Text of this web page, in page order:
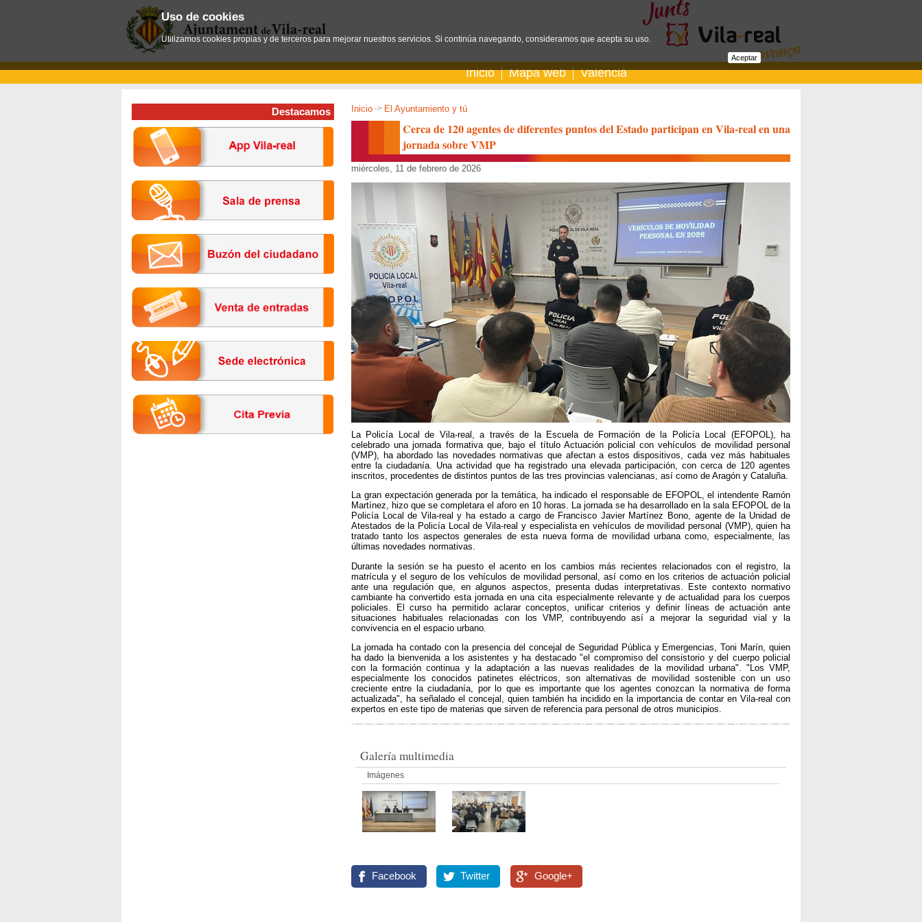
Inicio Mapa web Valencià
Inicio -> El Ayuntamiento y tú
Cerca de 120 agentes de diferentes puntos del Estado participan en Vila-real en una
jornada sobre VMP
miércoles, 11 de febrero de 2026
La Policía Local de Vila-real, a través de la Escuela de Formación de la Policía Local (EFOPOL), ha
celebrado una jornada formativa que, bajo el título Actuación policial con vehículos de movilidad personal
(VMP), ha abordado las novedades normativas que afectan a estos dispositivos, cada vez más habituales
entre la ciudadanía. Una actividad que ha registrado una elevada participación, con cerca de 120 agentes
inscritos, procedentes de distintos puntos de las tres provincias valencianas, así como de Aragón y Cataluña.
La gran expectación generada por la temática, ha indicado el responsable de EFOPOL, el intendente Ramón
Martínez, hizo que se completara el aforo en 10 horas. La jornada se ha desarrollado en la sala EFOPOL de la
Policía Local de Vila-real y ha estado a cargo de Francisco Javier Martínez Bono, agente de la Unidad de
Atestados de la Policía Local de Vila-real y especialista en vehículos de movilidad personal (VMP), quien ha
tratado tanto los aspectos generales de esta nueva forma de movilidad urbana como, especialmente, las
últimas novedades normativas.
Durante la sesión se ha puesto el acento en los cambios más recientes relacionados con el registro, la
matrícula y el seguro de los vehículos de movilidad personal, así como en los criterios de actuación policial
ante una regulación que, en algunos aspectos, presenta dudas interpretativas. Este contexto normativo
cambiante ha convertido esta jornada en una cita especialmente relevante y de actualidad para los cuerpos
policiales. El curso ha permitido aclarar conceptos, unificar criterios y definir líneas de actuación ante
situaciones habituales relacionadas con los VMP, contribuyendo así a mejorar la seguridad vial y la
convivencia en el espacio urbano.
La jornada ha contado con la presencia del concejal de Seguridad Pública y Emergencias, Toni Marín, quien
ha dado la bienvenida a los asistentes y ha destacado "el compromiso del consistorio y del cuerpo policial
con la formación continua y la adaptación a las nuevas realidades de la movilidad urbana". "Los VMP,
especialmente los conocidos patinetes eléctricos, son alternativas de movilidad sostenible con un uso
creciente entre la ciudadanía, por lo que es importante que los agentes conozcan la normativa de forma
actualizada", ha señalado el concejal, quien también ha incidido en la importancia de contar en Vila-real con
expertos en este tipo de materias que sirven de referencia para personal de otros municipios.
Galería multimedia
Imágenes
Facebook Twitter Google+
Destacamos
Uso de cookies
Utilizamos cookies propias y de terceros para mejorar nuestros servicios. Si continúa navegando, consideramos que acepta su uso.
Aceptar